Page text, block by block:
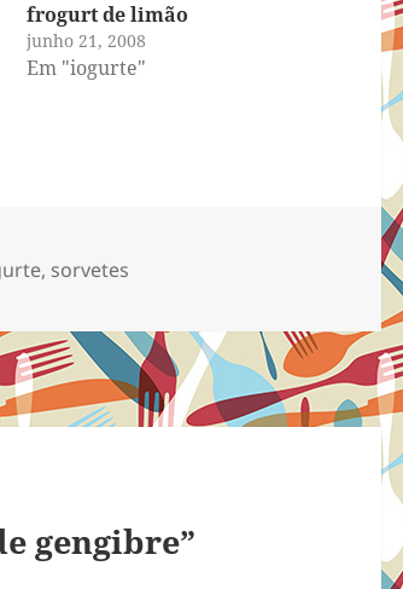
frogurt de limão
junho 21, 2008
Em "iogurte"
, sorvetes
gengibre”